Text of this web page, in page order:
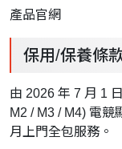
產品官網
保用/保養條
由 2026 年 7 月 1
M2 / M3 / M4) 電競
月上門全包服務。